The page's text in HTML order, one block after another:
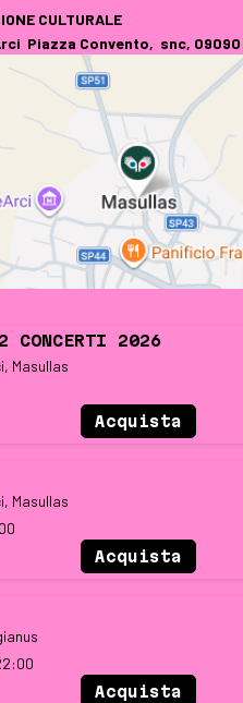
CULTURALE
Piazza Convento, snc, 09090
2 CONCERTI 2026
Masullas
Acquista
Masullas
Acquista
Acquista